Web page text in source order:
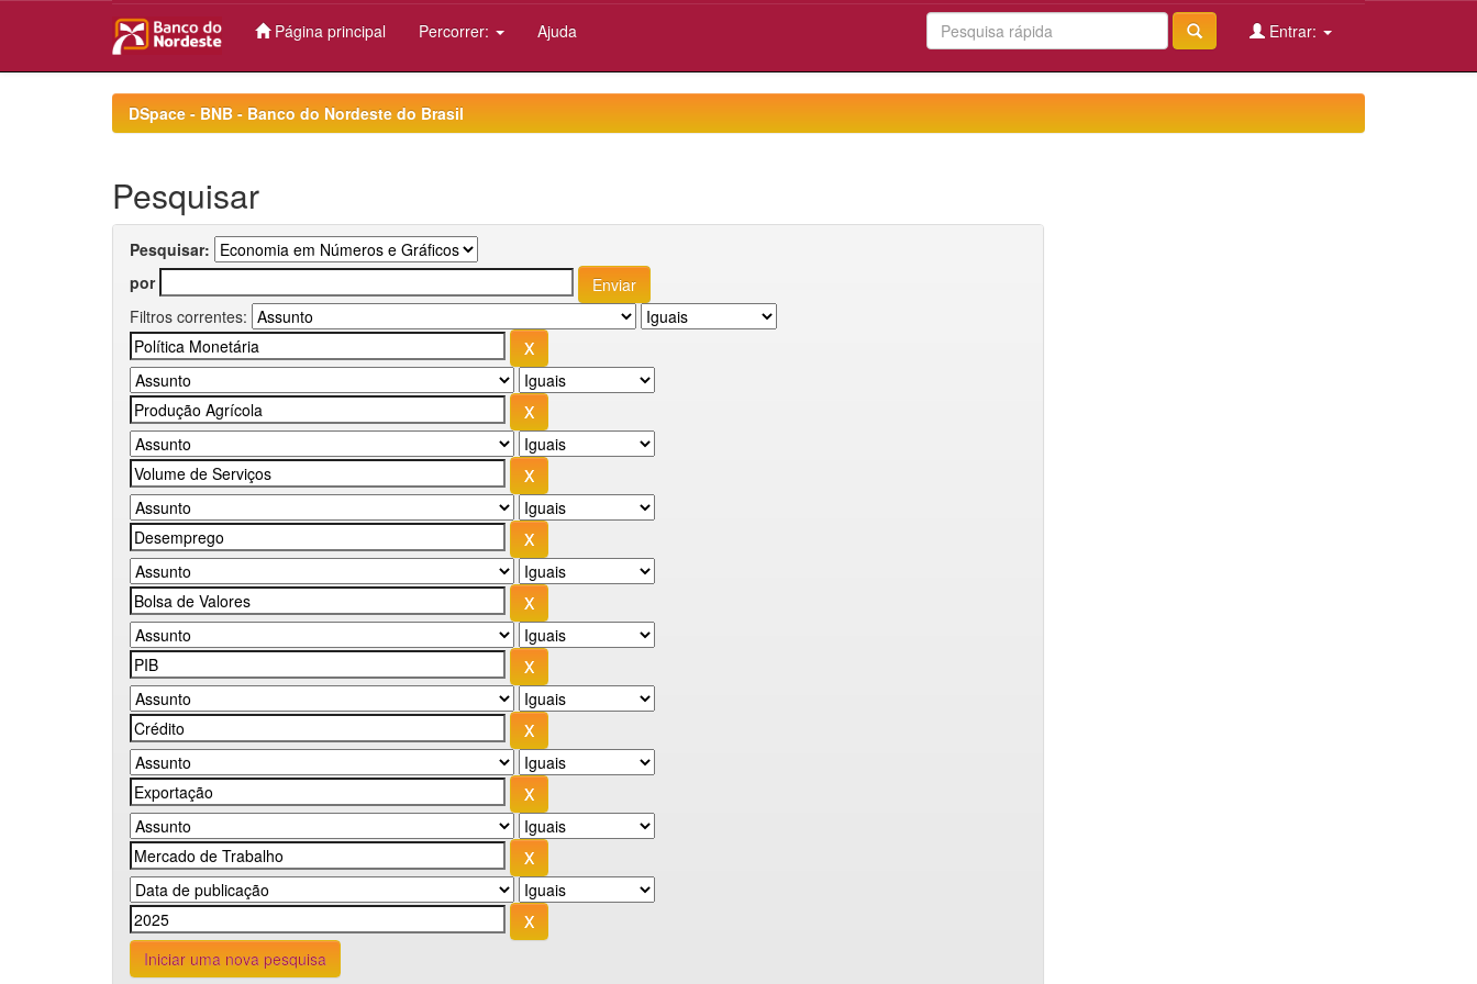
Página principal Percorrer: Ajuda Entrar:
DSpace - BNB - Banco do Nordeste do Brasil
Pesquisar
Pesquisar:
por
Filtros correntes:
Iniciar uma nova pesquisa